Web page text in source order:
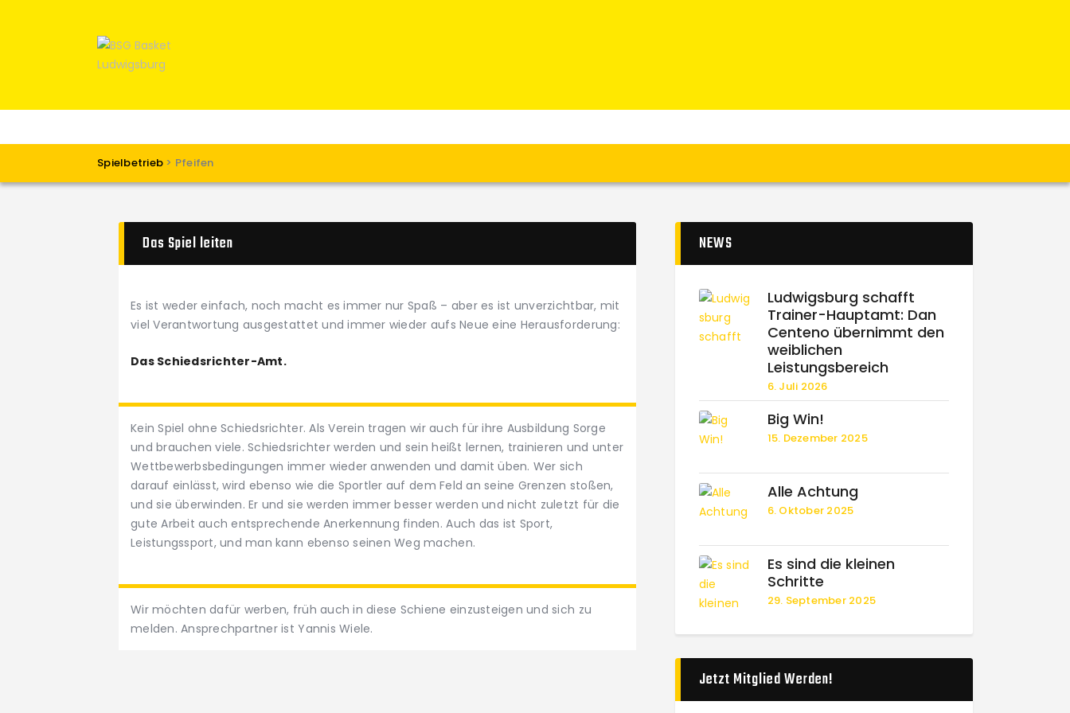
Spielbetrieb > Pfeifen
Spielbetrieb
Das Spiel leiten
Es ist weder einfach, noch macht es immer nur Spaß – aber es ist unverzichtbar, mit
viel Verantwortung ausgestattet und immer wieder aufs Neue eine Herausforderung:
Das Schiedsrichter-Amt.
Kein Spiel ohne Schiedsrichter. Als Verein tragen wir auch für ihre Ausbildung Sorge
und brauchen viele. Schiedsrichter werden und sein heißt lernen, trainieren und unter
Wettbewerbsbedingungen immer wieder anwenden und damit üben. Wer sich
darauf einlässt, wird ebenso wie die Sportler auf dem Feld an seine Grenzen stoßen,
und sie überwinden. Er und sie werden immer besser werden und nicht zuletzt für die
gute Arbeit auch entsprechende Anerkennung finden. Auch das ist Sport,
Leistungssport, und man kann ebenso seinen Weg machen.
Wir möchten dafür werben, früh auch in diese Schiene einzusteigen und sich zu
melden. Ansprechpartner ist Yannis Wiele.
NEWS
Ludwigsburg schafft
Trainer-Hauptamt: Dan
Centeno übernimmt den
weiblichen
Leistungsbereich
6. Juli 2026
Big Win!
15. Dezember 2025
Alle Achtung
6. Oktober 2025
Es sind die kleinen
Schritte
29. September 2025
Jetzt Mitglied Werden!